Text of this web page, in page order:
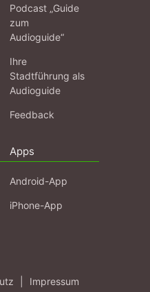
Podcast „Guide
zum
Audioguide“
Ihre
Stadtführung als
Audioguide
Feedback
Apps
Android-App
iPhone-App
Impressum